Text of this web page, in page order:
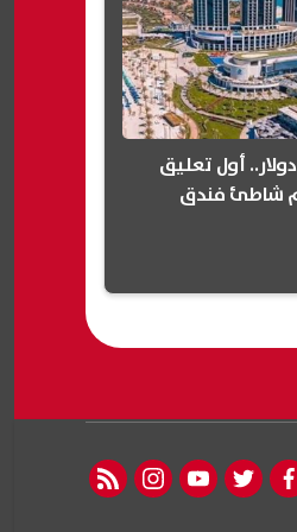
بعد أزمة الـ 1000 دولار.. أول تعليق
شاطئ فندق
facebook
twitter
youtube
instagram
rss feed